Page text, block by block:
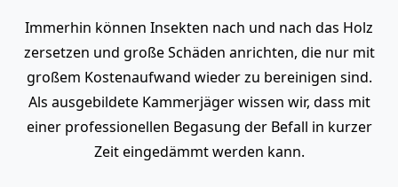
Immerhin können Insekten nach und nach das Holz
zersetzen und große Schäden anrichten, die nur mit
großem Kostenaufwand wieder zu bereinigen sind.
Als ausgebildete Kammerjäger wissen wir, dass mit
einer professionellen Begasung der Befall in kurzer
Zeit eingedämmt werden kann.